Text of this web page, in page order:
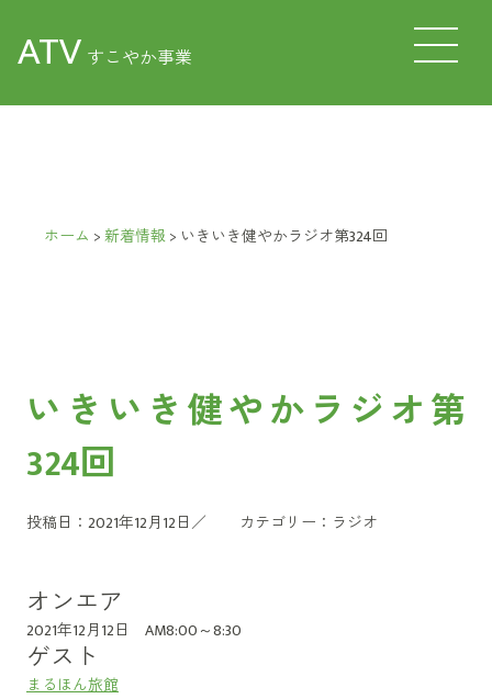
ATV すこやか事業
ホーム >新着情報> いきいき健やかラジオ第324回
いきいき健やかラジオ第
324回
投稿日：2021年12月12日／ カテゴリー： ラジオ
オンエア
2021年12月12日 AM8:00～8:30
ゲスト
まるほん旅館